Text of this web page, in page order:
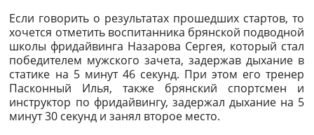
Если говорить о результатах прошедших стартов, то
хочется отметить воспитанника брянской подводной
школы фридайвинга Назарова Сергея, который стал
победителем мужского зачета, задержав дыхание в
статике на 5 минут 46 секунд. При этом его тренер
Пасконный Илья, также брянский спортсмен и
инструктор по фридайвингу, задержал дыхание на 5
минут 30 секунд и занял второе место.